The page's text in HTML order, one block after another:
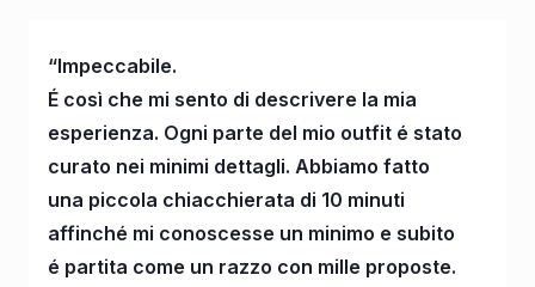
“Impeccabile.
É così che mi sento di descrivere la mia
esperienza. Ogni parte del mio outfit é stato
curato nei minimi dettagli. Abbiamo fatto
una piccola chiacchierata di 10 minuti
affinché mi conoscesse un minimo e subito
é partita come un razzo con mille proposte.